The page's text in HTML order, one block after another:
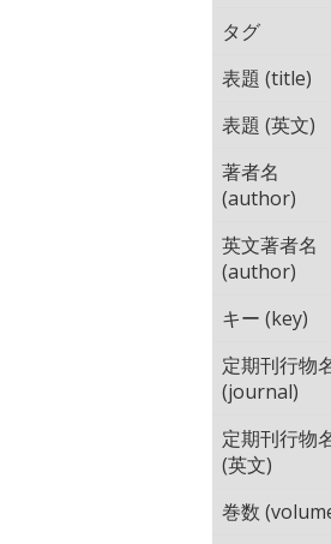
タグ
表題 (title)
表題 (英文)
著者名
(author)
英文著者名
(author)
キー (key)
定期刊行物
(journal)
定期刊行物
(英文)
巻数